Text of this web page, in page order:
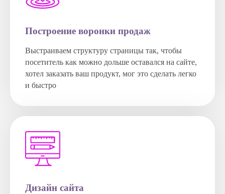
Построение воронки продаж
Выстраиваем структуру страницы так, чтобы
посетитель как можно дольше оставался на сайте,
хотел заказать ваш продукт, мог это сделать легко
и быстро
Дизайн сайта